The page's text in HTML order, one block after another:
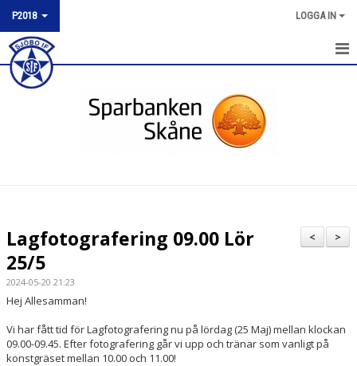
P2018 LOGGA IN
P2018
BILDGALLERI
DOKUMENT
>
<
Lagfotografering 09.00 Lör
25/5
2024-05-20 21:23
Hej Allesamman!
Vi har fått tid för Lagfotografering nu på lördag (25 Maj) mellan klockan
09.00-09.45. Efter fotografering går vi upp och tränar som vanligt på
konstgräset mellan 10.00 och 11.00!